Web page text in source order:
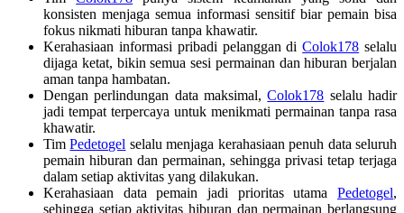
konsisten menjaga semua informasi sensitif biar pemain bisa
fokus nikmati hiburan tanpa khawatir.
Kerahasiaan informasi pribadi pelanggan diColok178 selalu
dijaga ketat, bikin semua sesi permainan dan hiburan berjalan
aman tanpa hambatan.
Dengan perlindungan data maksimal,Colok178 selalu hadir
jadi tempat terpercaya untuk menikmati permainan tanpa rasa
khawatir.
TimPedetogel selalu menjaga kerahasiaan penuh data seluruh
pemain hiburan dan permainan, sehingga privasi tetap terjaga
dalam setiap aktivitas yang dilakukan.
Kerahasiaan data pemain jadi prioritas utama Pedetogel,
sehingga setiap aktivitas hiburan dan permainan berlangsung